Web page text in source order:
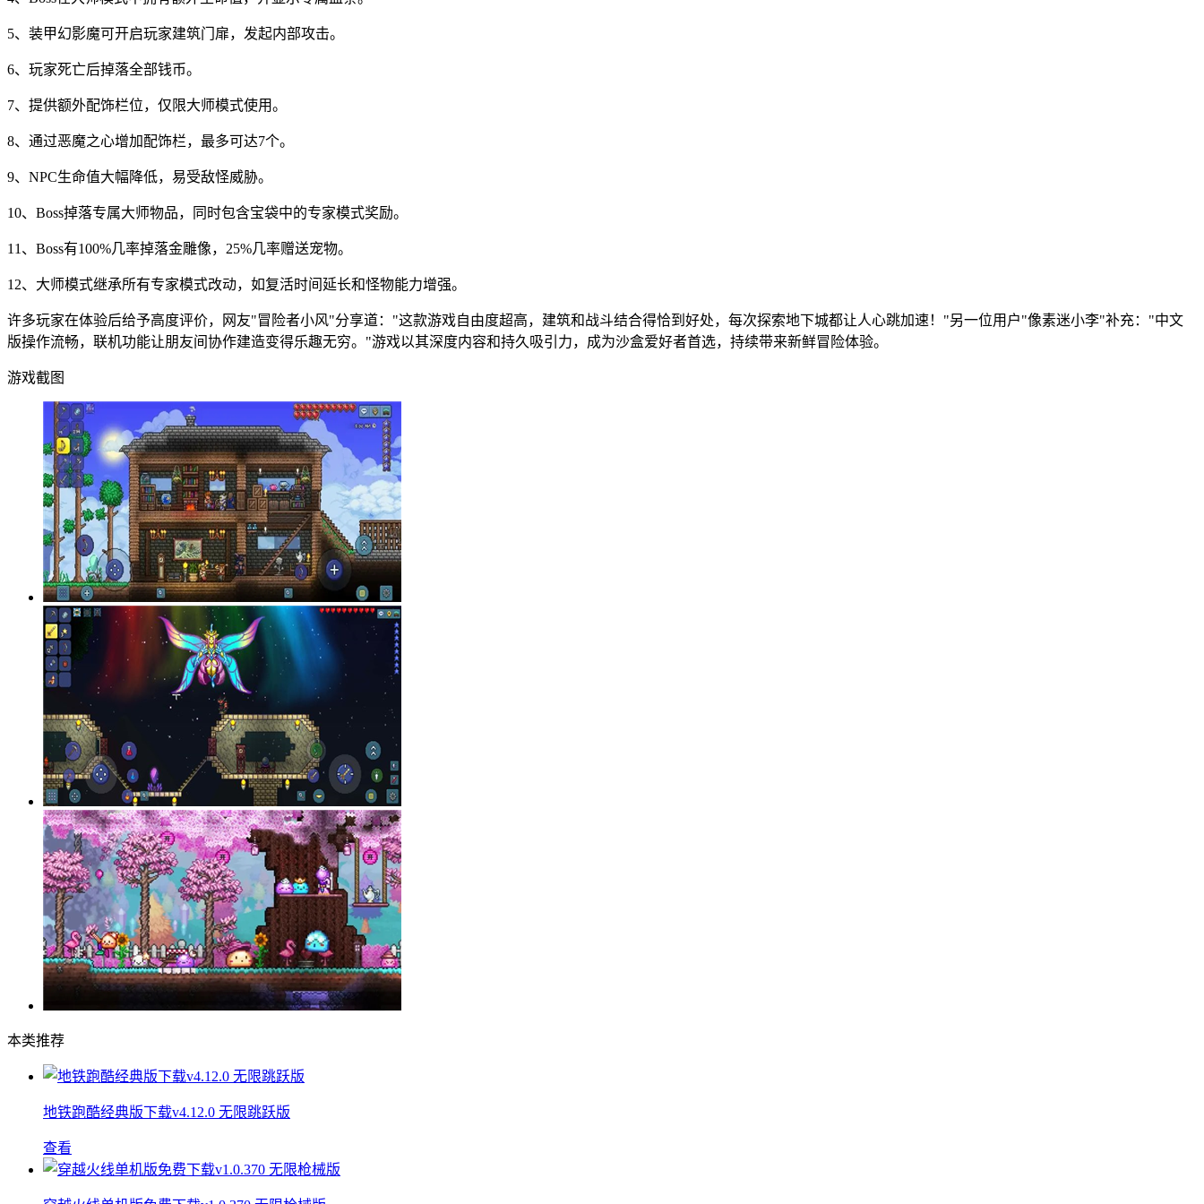
5、装甲幻影魔可开启玩家建筑门扉，发起内部攻击。
6、玩家死亡后掉落全部钱币。
7、提供额外配饰栏位，仅限大师模式使用。
8、通过恶魔之心增加配饰栏，最多可达7个。
9、NPC生命值大幅降低，易受敌怪威胁。
10、Boss掉落专属大师物品，同时包含宝袋中的专家模式奖励。
11、Boss有100%几率掉落金雕像，25%几率赠送宠物。
12、大师模式继承所有专家模式改动，如复活时间延长和怪物能力增强。
许多玩家在体验后给予高度评价，网友"冒险者小风"分享道："这款游戏自由度超高，建筑和战斗结合得恰到好处，每次探索地下城都让人心跳加速！"另一位用户"像素迷小李"补充："中文
版操作流畅，联机功能让朋友间协作建造变得乐趣无穷。"游戏以其深度内容和持久吸引力，成为沙盒爱好者首选，持续带来新鲜冒险体验。
游戏截图
本类推荐
地铁跑酷经典版下载v4.12.0 无限跳跃版
查看